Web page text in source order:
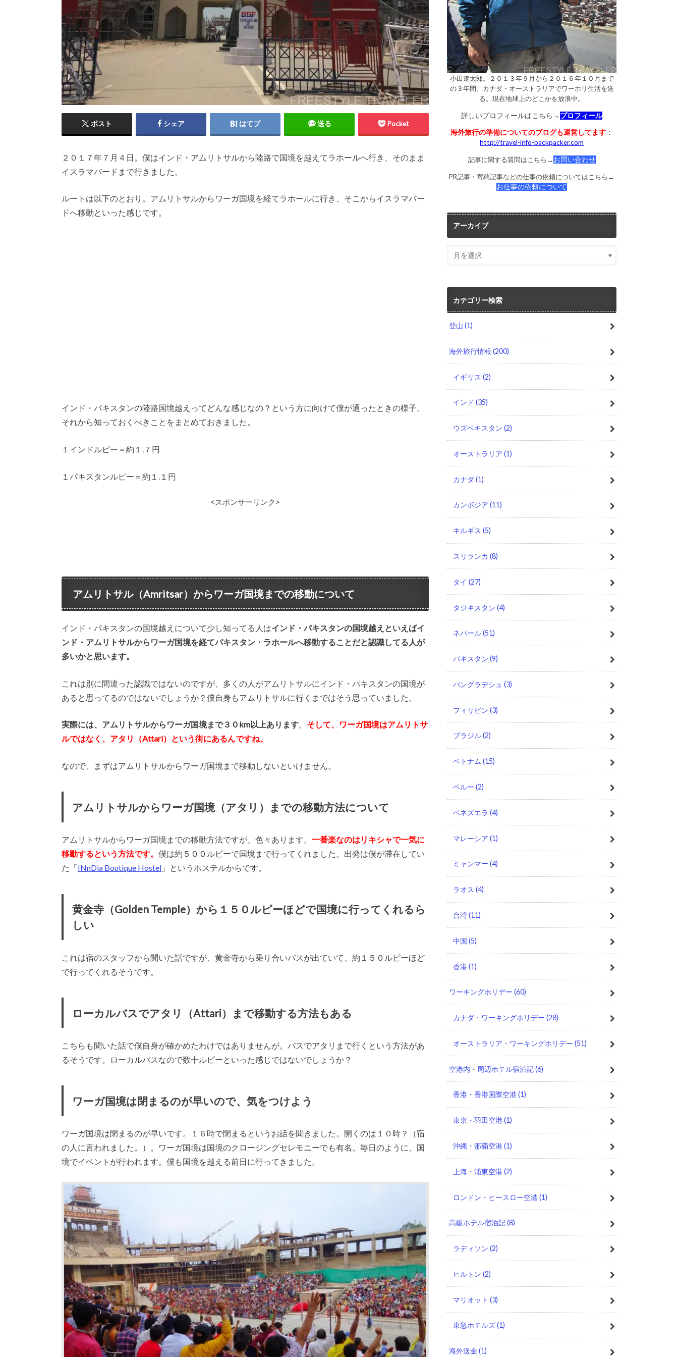
ポスト シェア はてブ 送る Pocket
２０１７年７月４日。僕はインド・アムリトサルから陸路で国境を越えてラホールへ行き、そのまま
イスラマバードまで行きました。
ルートは以下のとおり。アムリトサルからワーガ国境を経てラホールに行き、そこからイスラマバー
ドへ移動といった感じです。
インド・パキスタンの陸路国境越えってどんな感じなの？という方に向けて僕が通ったときの様子。
それから知っておくべきことをまとめておきました。
１インドルピー＝約１.７円
１パキスタンルピー＝約１.１円
<スポンサーリンク>
アムリトサル（Amritsar）からワーガ国境までの移動について
インド・パキスタンの国境越えについて少し知ってる人はインド・パキスタンの国境越えといえばイ
ンド・アムリトサルからワーガ国境を経てパキスタン・ラホールへ移動することだと認識してる人が
多いかと思います。
これは別に間違った認識ではないのですが、多くの人がアムリトサルにインド・パキスタンの国境が
あると思ってるのではないでしょうか？僕自身もアムリトサルに行くまではそう思っていました。
実際には、アムリトサルからワーガ国境まで３０km以上あります。 そして、ワーガ国境はアムリトサ
ルではなく、アタリ（Attari）という街にあるんですね。
なので、まずはアムリトサルからワーガ国境まで移動しないといけません。
アムリトサルからワーガ国境（アタリ）までの移動方法について
アムリトサルからワーガ国境までの移動方法ですが、色々あります。 一番楽なのはリキシャで一気に
移動するという方法です。 僕は約５００ルピーで国境まで行ってくれました。出発は僕が滞在してい
た「INnDia Boutique Hostel 」というホステルからです。
黄金寺（Golden Temple）から１５０ルピーほどで国境に行ってくれるら
しい
これは宿のスタッフから聞いた話ですが、黄金寺から乗り合いバスが出ていて、約１５０ルピーほど
で行ってくれるそうです。
ローカルバスでアタリ（Attari）まで移動する方法もある
こちらも聞いた話で僕自身が確かめたわけではありませんが。バスでアタリまで行くという方法があ
るそうです。ローカルバスなので数十ルピーといった感じではないでしょうか？
ワーガ国境は閉まるのが早いので、気をつけよう
ワーガ国境は閉まるのが早いです。１６時で閉まるというお話を聞きました。開くのは１０時？（宿
の人に言われました。）。ワーガ国境は国境のクロージングセレモニーでも有名。毎日のように、国
境でイベントが行われます。僕も国境を越える前日に行ってきました。
小田遼太郎。２０１３年９月から２０１６年１０月まで
の３年間、カナダ・オーストラリアでワーホリ生活を送
る。現在地球上のどこかを放浪中。
詳しいプロフィールはこちら→ プロフィール
海外旅行の準備についてのブログも運営してます ：
http://travel-info-backpacker.com
記事に関する質問はこちら→お問い合わせ
PR記事・寄稿記事などの仕事の依頼についてはこちら→
お仕事の依頼について
アーカイブ
カテゴリー検索
登山(1)
海外旅行情報(200)
イギリス (2)
インド (35)
ウズベキスタン (2)
オーストラリア (1)
カナダ(1)
カンボジア (11)
キルギス (5)
スリランカ (8)
タイ (27)
タジキスタン (4)
ネパール(51)
パキスタン (9)
バングラデシュ (3)
フィリピン (3)
ブラジル(2)
ベトナム (15)
ペルー (2)
ベネズエラ (4)
マレーシア (1)
ミャンマー (4)
ラオス (4)
台湾(11)
中国 (5)
香港(1)
ワーキングホリデー(60)
カナダ・ワーキングホリデー (28)
オーストラリア・ワーキングホリデー (51)
空港内・周辺ホテル宿泊記(6)
香港・香港国際空港(1)
東京・羽田空港(1)
沖縄・那覇空港(1)
上海・浦東空港(2)
ロンドン・ヒースロー空港(1)
高級ホテル宿泊記(8)
ラディソン (2)
ヒルトン (2)
マリオット (3)
東急ホテルズ(1)
海外送金(1)